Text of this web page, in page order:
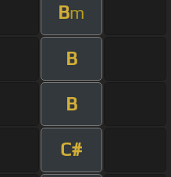
Bm
B
B
C#